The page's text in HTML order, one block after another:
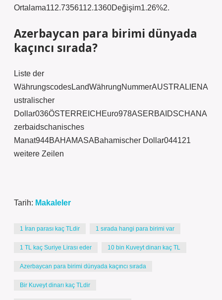
Ortalama112.7356112.1360Değişim1.26%2.
Azerbaycan para birimi dünyada
kaçıncı sırada?
Liste der
WährungscodesLandWährungNummerAUSTRALIENA
ustralischer
Dollar036ÖSTERREICHEuro978ASERBAIDSCHANA
zerbaidschanisches
Manat944BAHAMASABahamischer Dollar044121
weitere Zeilen
Tarih: Makaleler
1 İran parası kaç TLdir 1 sırada hangi para birimi var
1 TL kaç Suriye Lirası eder 10 bin Kuveyt dinarı kaç TL
Azerbaycan para birimi dünyada kaçıncı sırada
Bir Kuveyt dinarı kaç TLdir